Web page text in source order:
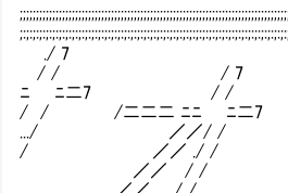
./ 7
/ / / 7
ﾆ ﾆ二7 /
/ / /二二
.../ ／／/ / /
/ ／／ ./ / ／／/ /
／／ / / ／／ / /
／／ / / ／